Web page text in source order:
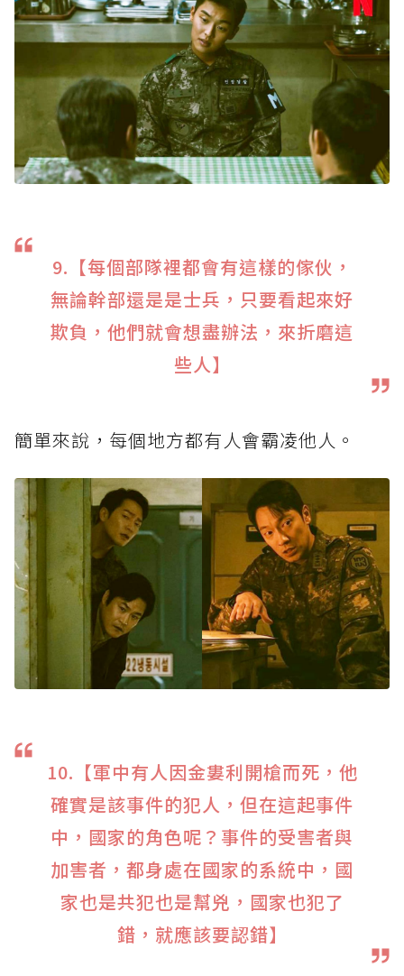
9.【每個部隊裡都會有這樣的傢伙，
無論幹部還是是士兵，只要看起來好
欺負，他們就會想盡辦法，來折磨這
些人】
簡單來說，每個地方都有人會霸凌他人。
10.【軍中有人因金婁利開槍而死，他
確實是該事件的犯人，但在這起事件
中，國家的角色呢？事件的受害者與
加害者，都身處在國家的系統中，國
家也是共犯也是幫兇，國家也犯了
錯，就應該要認錯】